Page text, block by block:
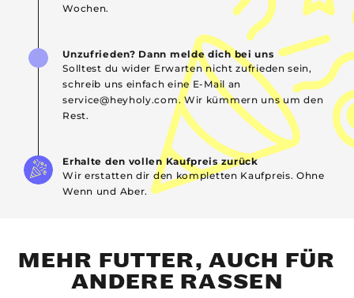
Wochen.
Unzufrieden? Dann melde dich bei uns
Solltest du wider Erwarten nicht zufrieden sein,
schreib uns einfach eine E-Mail an
service@heyholy.com. Wir kümmern uns um den
Rest.
Erhalte den vollen Kaufpreis zurück
Wir erstatten dir den kompletten Kaufpreis. Ohne
Wenn und Aber.
MEHR FUTTER, AUCH FÜR
ANDERE RASSEN